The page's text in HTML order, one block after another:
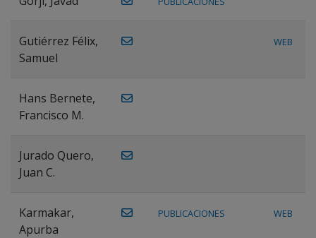
Gutiérrez Félix,
Samuel
WEB
Hans Bernete,
Francisco M.
Jurado Quero,
Juan C.
Karmakar,
Apurba
PUBLICACIONES WEB